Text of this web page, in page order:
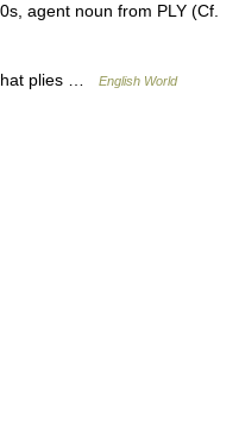
agent noun from PLY (Cf.
plies …
English World